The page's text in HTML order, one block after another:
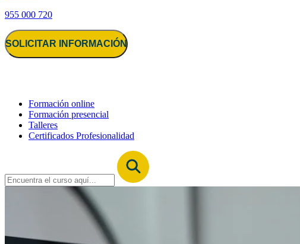
955 000 720
SOLICITAR INFORMACIÓN
Formación online
Formación presencial
Talleres
Certificados Profesionalidad